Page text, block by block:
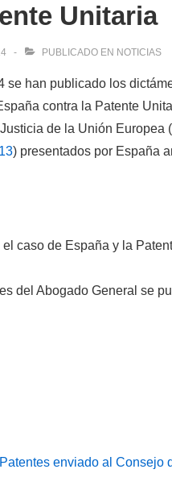
Unitaria
PUBLICADO EN NOTICIAS
se han publicado los
contra la Patente
Justicia de la Unión Europea (
) presentados por España
caso de España y la P
del Abogado General se
enviado al Consejo